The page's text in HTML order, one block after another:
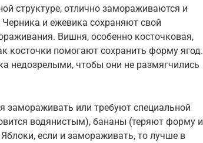
структуре, отлично замораживаются и
и ежевика сохраняют свой
Вишня, особенно косточковая,
косточки помогают сохранить форму ягод.
недозрелыми, чтобы они не размягчились
замораживать или требуют специальной
водянистым), бананы (теряют форму и
если и замораживать, то лучше в